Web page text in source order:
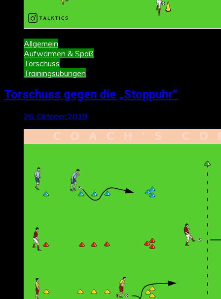
Allgemein
Aufwärmen & Spaß
Torschuss
Trainingsübungen
Torschuss gegen die „Stoppuhr“
26. Oktober 2019